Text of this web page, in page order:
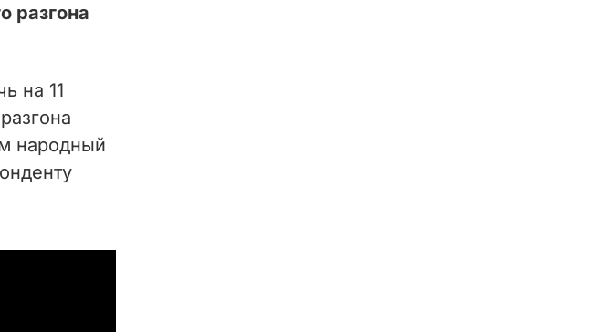
разгона
на 11
народный